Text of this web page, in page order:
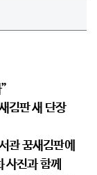
”
김판 새 단장
관 꿈새김판에
진과 함께